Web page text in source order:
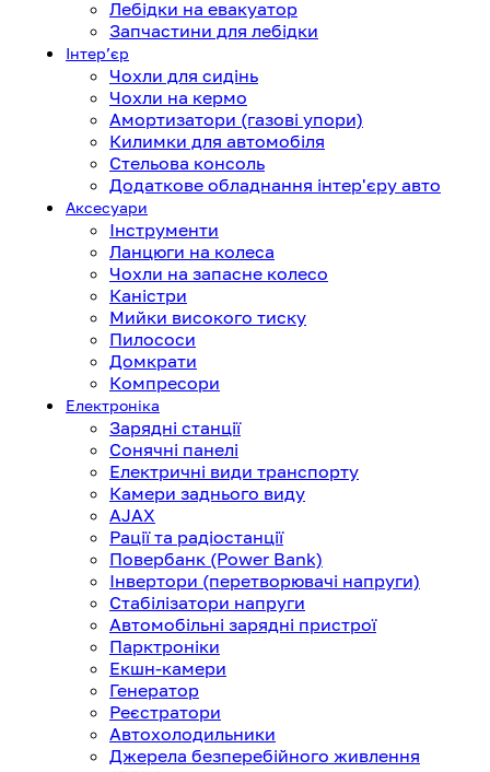
Лебідки на евакуатор
Запчастини для лебідки
Інтерʼєр
Чохли для сидінь
Чохли на кермо
Амортизатори (газові упори)
Килимки для автомобіля
Стельова консоль
Додаткове обладнання інтер'єру авто
Аксесуари
Інструменти
Ланцюги на колеса
Чохли на запасне колесо
Каністри
Мийки високого тиску
Пилососи
Домкрати
Компресори
Електроніка
Зарядні станції
Сонячні панелі
Електричні види транспорту
Камери заднього виду
AJAX
Рації та радіостанції
Повербанк (Power Bank)
Інвертори (перетворювачі напруги)
Стабілізатори напруги
Автомобільні зарядні пристрої
Парктроніки
Екшн-камери
Генератор
Реєстратори
Автохолодильники
Джерела безперебійного живлення